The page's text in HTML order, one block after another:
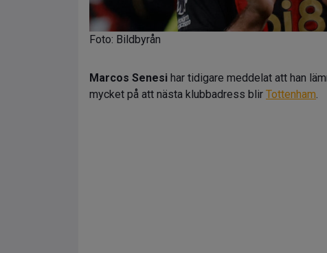
Foto: Bildbyrån
Marcos Senesi har tidigare meddelat att han
mycket på att nästa klubbadress blir Tottenham.